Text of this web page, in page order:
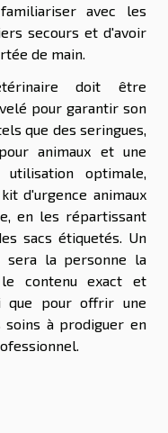
avec les
secours et d'avoir
de main.
doit être
pour garantir son
que des seringues,
animaux et une
optimale,
d'urgence animaux
en les répartissant
sacs étiquetés. Un
sera la personne la
contenu exact et
que pour offrir une
à prodiguer en